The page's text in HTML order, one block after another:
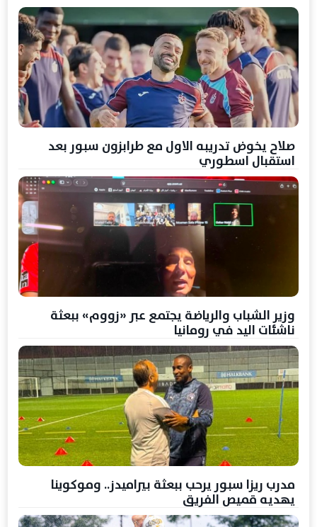
صلاح يخوض تدريبه الاول مع طرابزون سبور بعد
استقبال اسطوري
وزير الشباب والرياضة يجتمع عبر «زووم» ببعثة
ناشئات اليد في رومانيا
مدرب ريزا سبور يرحب ببعثة بيراميدز.. وموكوينا
يهديه قميص الفريق